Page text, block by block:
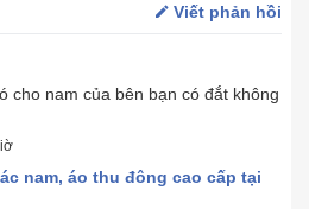
Viết phản hồi
cho nam của bên bạn có đắt không
nam, áo thu đông cao cấp tại